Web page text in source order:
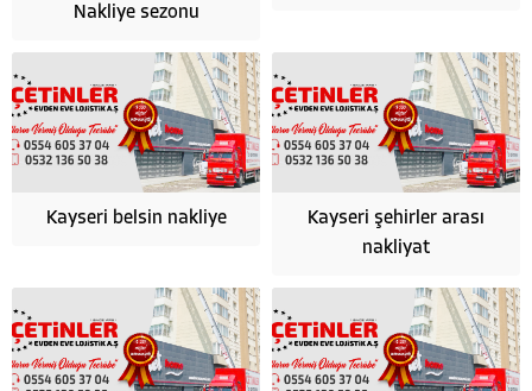
Nakliye sezonu
Kayseri belsin nakliye
Kayseri şehirler arası
nakliyat